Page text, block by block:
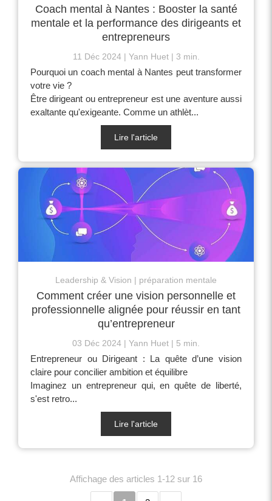
Coach mental à Nantes : Booster la santé
mentale et la performance des dirigeants et
entrepreneurs
11 Déc 2024 Yann Huet 3 min.
Pourquoi un coach mental à Nantes peut transformer
votre vie ?
Être dirigeant ou entrepreneur est une aventure aussi
exaltante qu'exigeante. Comme un athlèt...
Lire l'article
Leadership & Vision préparation mentale
Comment créer une vision personnelle et
professionnelle alignée pour réussir en tant
qu’entrepreneur
03 Déc 2024 Yann Huet 5 min.
Entrepreneur ou Dirigeant : La quête d’une vision
claire pour concilier ambition et équilibre
Imaginez un entrepreneur qui, en quête de liberté,
s'est retro...
Lire l'article
Affichage des articles 1-12 sur 16